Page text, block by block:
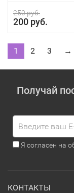
250 руб.
200 руб.
1 2 3 →
Получай
Я согласен на
КОНТАКТЫ